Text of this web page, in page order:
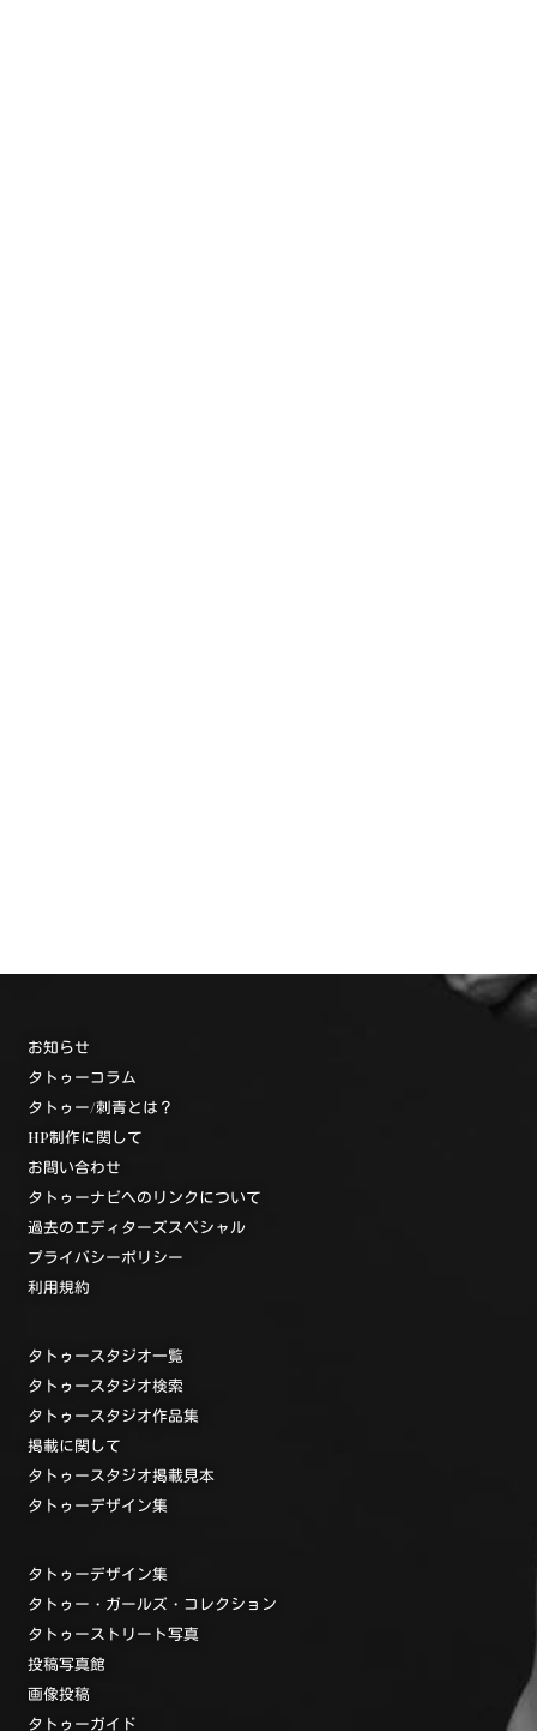
お知らせ
タトゥーコラム
タトゥー/刺青とは？
HP制作に関して
お問い合わせ
タトゥーナビへのリンクについて
過去のエディターズスペシャル
プライバシーポリシー
利用規約
タトゥースタジオ一覧
タトゥースタジオ検索
タトゥースタジオ作品集
掲載に関して
タトゥースタジオ掲載見本
タトゥーデザイン集
タトゥーデザイン集
タトゥー・ガールズ・コレクション
タトゥーストリート写真
投稿写真館
画像投稿
タトゥーガイド